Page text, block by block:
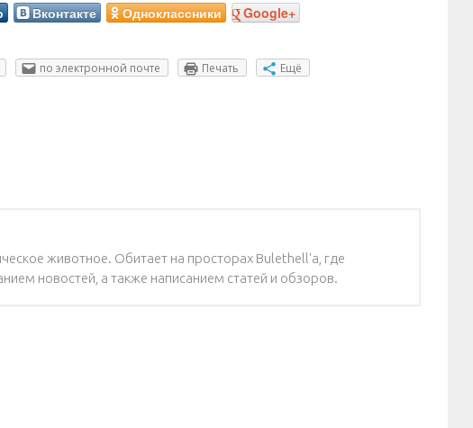
Вконтакте Одноклассники Google+
по электронной почте Печать Ещё
животное. Обитает на просторах Bulethell'a, где
новостей, а также написанием статей и обзоров.